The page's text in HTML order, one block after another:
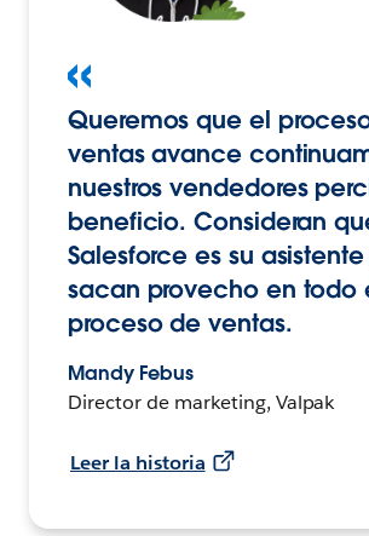
Queremos que el
ventas avance
nuestros vendedores
beneficio. Consideran
Salesforce es su
sacan provecho en todo
proceso de ventas.
Mandy Febus
Director de marketing, Valpak
Leer la historia